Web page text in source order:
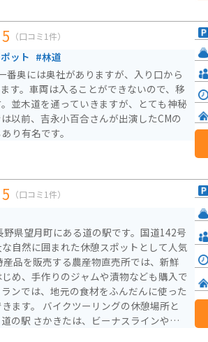
5 （口コミ1件）
ット #林道
番奥には奥社がありますが、入り口から
す。車両は入ることができないので、移
並木道を通っていきますが、とても神秘
以前、吉永小百合さんが出演したCMの
り有名です。
5 （口コミ1件）
野県望月町にある道の駅です。国道142号
自然に囲まれた休憩スポットとして人気
め、手作りのジャムや漬物なども購入で
ンでは、地元の食材をふんだんに使った
グの休憩場所と
の駅 さかきたは、ビーナスラインやメ